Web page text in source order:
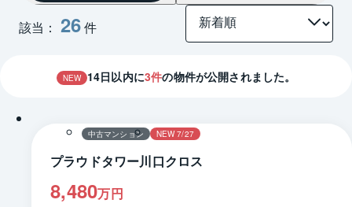
該当： 26件
NEW 14日以内に3件の物件が公開されました。
中古マンション NEW 7/27
プラウドタワー川口クロス
8,480万円